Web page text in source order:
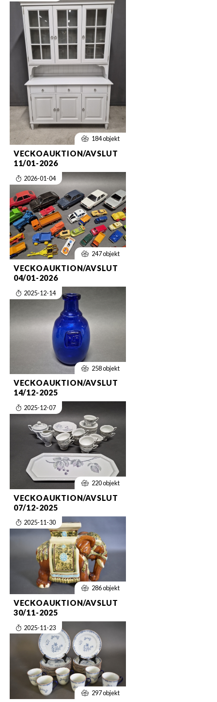
184 objekt
VECKOAUKTION/AVSLUT
11/01-2026
2026-01-04
247 objekt
VECKOAUKTION/AVSLUT
04/01-2026
2025-12-14
258 objekt
VECKOAUKTION/AVSLUT
14/12-2025
2025-12-07
220 objekt
VECKOAUKTION/AVSLUT
07/12-2025
2025-11-30
286 objekt
VECKOAUKTION/AVSLUT
30/11-2025
2025-11-23
297 objekt